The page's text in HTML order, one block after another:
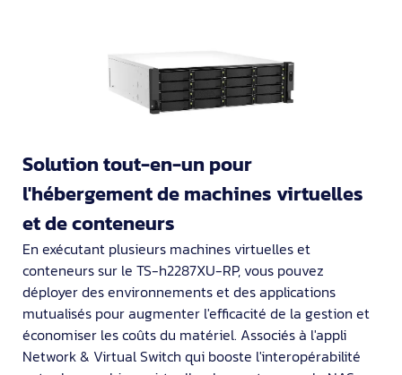
Solution tout-en-un pour
l'hébergement de machines virtuelles
et de conteneurs
En exécutant plusieurs machines virtuelles et
conteneurs sur le TS-h2287XU-RP, vous pouvez
déployer des environnements et des applications
mutualisés pour augmenter l'efficacité de la gestion et
économiser les coûts du matériel. Associés à l'appli
Network & Virtual Switch qui booste l'interopérabilité